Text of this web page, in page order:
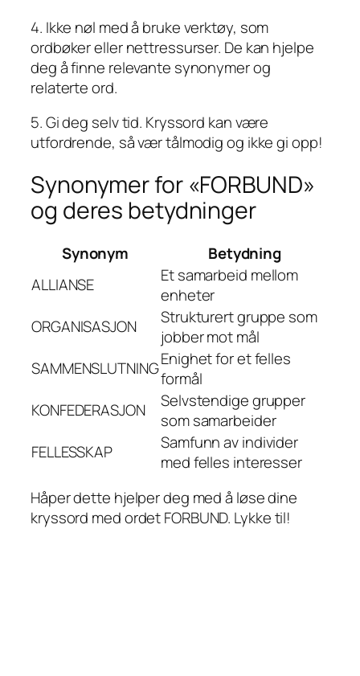
4. Ikke nøl med å bruke verktøy, som
ordbøker eller nettressurser. De kan hjelpe
deg å finne relevante synonymer og
relaterte ord.
5. Gi deg selv tid. Kryssord kan være
utfordrende, så vær tålmodig og ikke gi opp!
Synonymer for «FORBUND»
og deres betydninger
Synonym
Betydning
ALLIANSE
Et samarbeid mellom
enheter
ORGANISASJON
Strukturert gruppe som
jobber mot mål
SAMMENSLUTNINGEnighet for et felles
formål
KONFEDERASJON
Selvstendige grupper
som samarbeider
FELLESSKAP
Samfunn av individer
med felles interesser
Håper dette hjelper deg med å løse dine
kryssord med ordet FORBUND. Lykke til!